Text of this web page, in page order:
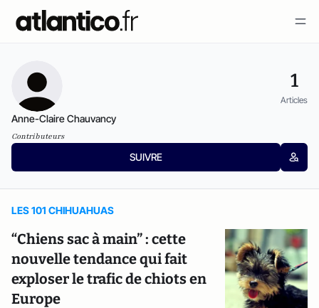
1
Articles
​Anne-Claire Chauvancy
Contributeurs
SUIVRE
LES 101 CHIHUAHUAS
“Chiens sac à main” : cette
nouvelle tendance qui fait
exploser le trafic de chiots en
Europe